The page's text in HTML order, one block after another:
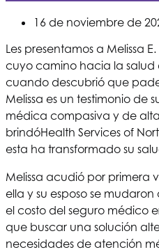
16 de noviembre de
Les presentamos a Melissa
cuyo camino hacia la salud
cuando descubrió que
Melissa es un testimonio de
médica compasiva y de
brindóHealth Services of
esta ha transformado su
Melissa acudió por primera
ella y su esposo se
el costo del seguro médico
que buscar una solución
necesidades de atención